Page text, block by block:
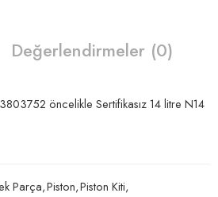
Değerlendirmeler (0)
öncelikle Sertifikasız 14 litre N14
Parça,Piston,Piston Kiti,